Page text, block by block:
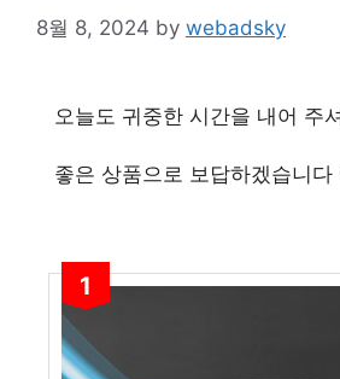
8월 8, 2024 by webadsky
오늘도 귀중한 시간을 내어 주
좋은 상품으로 보답하겠습니다
1